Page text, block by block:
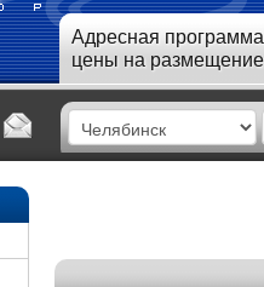
Адресная
цены на размещение